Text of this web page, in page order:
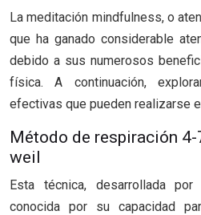
La meditación mindfulness, o
que ha ganado considerable
debido a sus numerosos
física. A continuación,
efectivas que pueden realizarse
Método de respiración
weil
Esta técnica, desarrollada
conocida por su capacidad